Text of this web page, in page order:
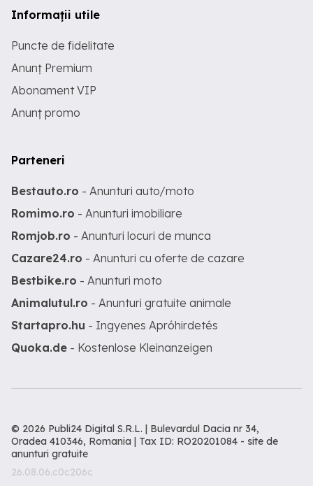
Informații utile
Puncte de fidelitate
Anunț Premium
Abonament VIP
Anunț promo
Parteneri
Bestauto.ro - Anunturi auto/moto
Romimo.ro - Anunturi imobiliare
Romjob.ro - Anunturi locuri de munca
Cazare24.ro - Anunturi cu oferte de cazare
Bestbike.ro - Anunturi moto
Animalutul.ro - Anunturi gratuite animale
Startapro.hu - Ingyenes Apróhirdetés
Quoka.de - Kostenlose Kleinanzeigen
© 2026 Publi24 Digital S.R.L. | Bulevardul Dacia nr 34,
Oradea 410346, Romania | Tax ID: RO20201084 - site de
anunturi gratuite
26.08.06.c0c206c